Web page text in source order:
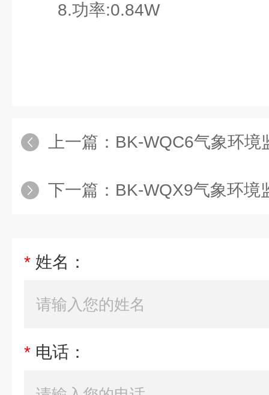
8.功率:0.84W
上一篇： BK-WQC6气象环境
下一篇： BK-WQX9气象环境监
* 姓名：
* 电话：